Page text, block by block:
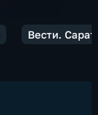
Вести.